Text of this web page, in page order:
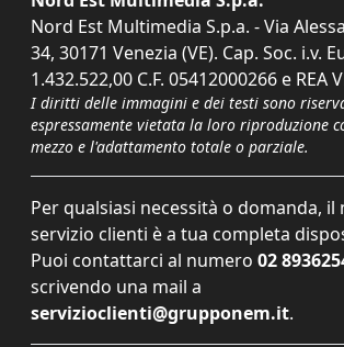
Nord Est Multimedia S.p.a. - Via
34, 30171 Venezia (VE). Cap. Soc. i.v.
1.432.522,00 C.F. 05412000266 e REA
I diritti delle immagini e dei testi sono
espressamente vietata la loro riproduzione
mezzo e l'adattamento totale o parziale.
Per qualsiasi necessità o domanda, il
servizio clienti è a tua completa
Puoi contattarci al numero 02
scrivendo una mail a
servizioclienti@grupponem.it.